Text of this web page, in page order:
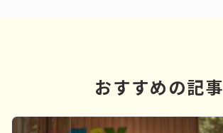
おすすめの記事